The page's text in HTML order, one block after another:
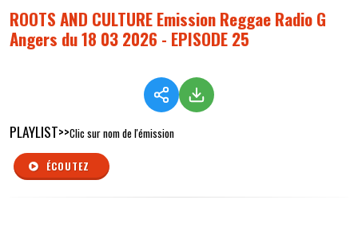
ROOTS AND CULTURE Emission Reggae Radio G
Angers du 18 03 2026 - EPISODE 25
PLAYLIST>>Clic sur nom de l'émission
ÉCOUTEZ